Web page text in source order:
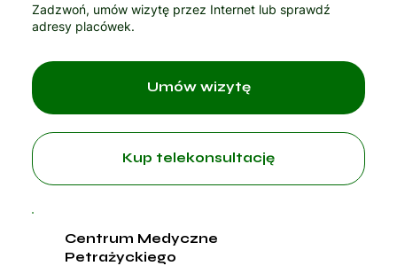
d.
Zadzwoń, umów wizytę przez Internet lub sprawdź
adresy placówek.
Kup telekonsultację
Centrum Medyczne
Petrażyckiego
Umów wizytę